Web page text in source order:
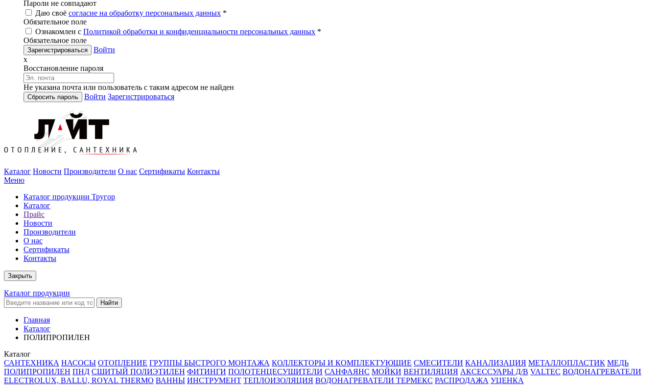
Пароли не совпадают
Даю своё согласие на обработку персональных данных *
Обязательное поле
Ознакомлен с Политикой обработки и конфиденциальности персональных данных *
Обязательное поле
Войти
x
Восстановление пароля
Не указана почта или пользователь с таким адресом не найден
Войти Зарегистрироваться
Каталог Новости Производители О нас Сертификаты Контакты
Меню
Каталог продукции Тругор
Каталог
Прайс
Новости
Производители
О нас
Сертификаты
Контакты
Закрыть
Каталог продукции
Найти
Главная
Каталог
ПОЛИПРОПИЛЕН
Каталог
САНТЕХНИКА НАСОСЫ ОТОПЛЕНИЕ ГРУППЫ БЫСТРОГО МОНТАЖА КОЛЛЕКТОРЫ И КОМПЛЕКТУЮЩИЕ СМЕСИТЕЛИ КАНАЛИЗАЦИЯ МЕТАЛЛОПЛАСТИК МЕДЬ
ПОЛИПРОПИЛЕН ПНД СШИТЫЙ ПОЛИЭТИЛЕН ФИТИНГИ ПОЛОТЕНЦЕСУШИТЕЛИ САНФАЯНС МОЙКИ ВЕНТИЛЯЦИЯ АКСЕССУАРЫ Д/В VALTEC ВОДОНАГРЕВАТЕЛИ
ELECTROLUX, BALLU, ROYAL THERMO ВАННЫ ИНСТРУМЕНТ ТЕПЛОИЗОЛЯЦИЯ ВОДОНАГРЕВАТЕЛИ ТЕРМЕКС РАСПРОДАЖА УЦЕНКА